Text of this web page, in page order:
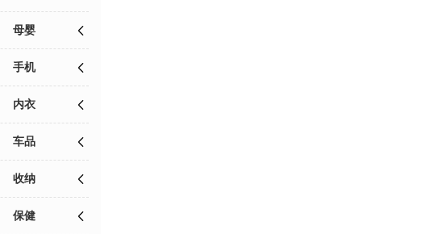
母婴
手机
内衣
车品
收纳
保健